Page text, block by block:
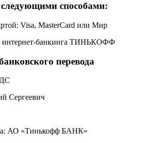
способами:
Visa, MasterCard или Мир
банкинга ТИНЬКОФФ
перевода
Сергеевич
АО «Тинькофф БАНК»